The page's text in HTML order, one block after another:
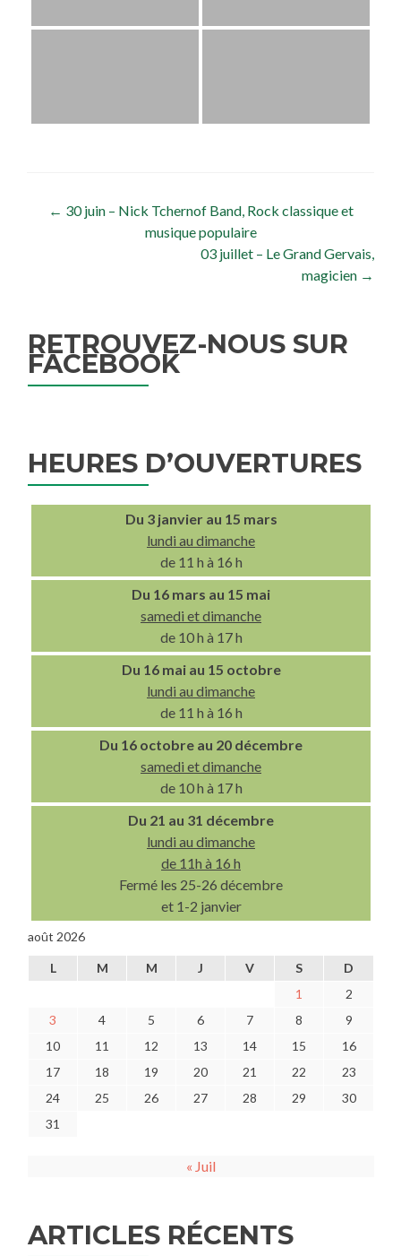
Navigation de l’article
← 30 juin – Nick Tchernof Band, Rock classique et
musique populaire
03 juillet – Le Grand Gervais,
magicien →
RETROUVEZ-NOUS SUR
FACEBOOK
HEURES D’OUVERTURES
Du 3 janvier au 15 mars
lundi au dimanche
de 11 h à 16 h
Du 16 mars au 15 mai
samedi et dimanche
de 10 h à 17 h
Du 16 mai au 15 octobre
lundi au dimanche
de 11 h à 16 h
Du 16 octobre au 20 décembre
samedi et dimanche
de 10 h à 17 h
Du 21 au 31 décembre
lundi au dimanche
de 11h à 16 h
Fermé les 25-26 décembre
et 1-2 janvier
août 2026
L M M J V S
D
1
2
3
4 5 6 7 8
9
10
11 12 13 14 15
16
17
18 19 20 21 22
23
24
25 26 27 28 29
30
31
« Juil
ARTICLES RÉCENTS